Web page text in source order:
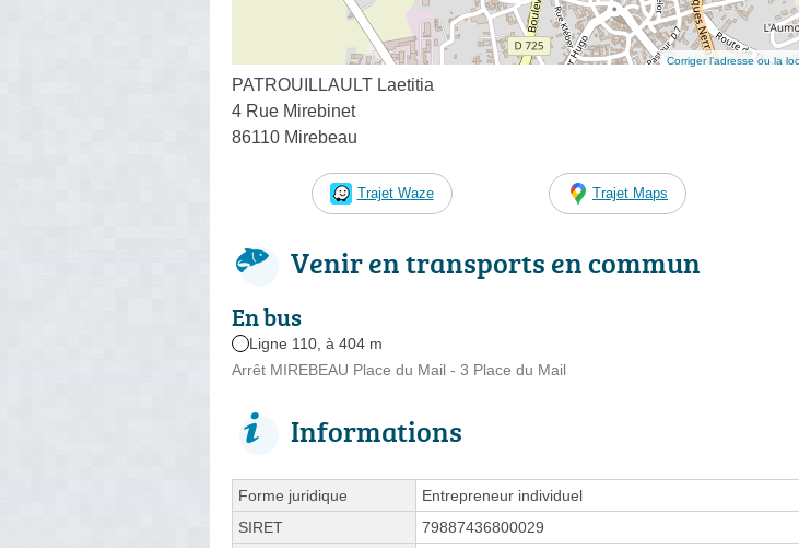
Corriger l’adresse ou la
PATROUILLAULT Laetitia
4 Rue Mirebinet
86110 Mirebeau
Trajet Waze Trajet Maps
Venir en transports en commun
En bus
Ligne 110, à 404 m
Arrêt MIREBEAU Place du Mail - 3 Place du Mail
Informations
Forme juridique
Entrepreneur individuel
SIRET
79887436800029